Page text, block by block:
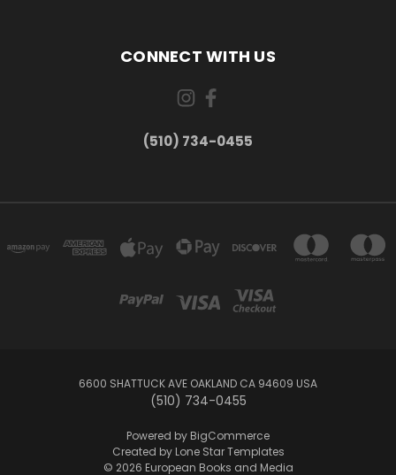
CONNECT WITH US
(510) 734-0455
6600 SHATTUCK AVE OAKLAND CA 94609 USA
(510) 734-0455
Powered by BigCommerce
Created by Lone Star Templates
© 2026 European Books and Media